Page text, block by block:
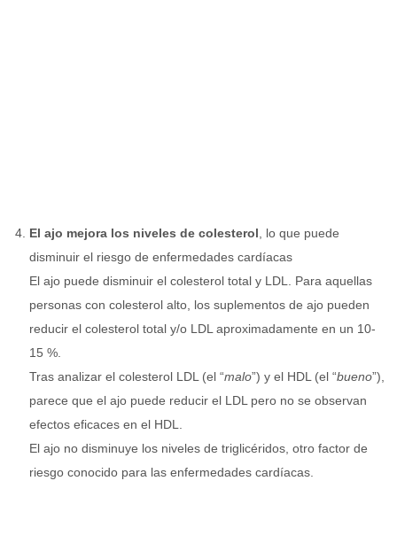
El ajo mejora los niveles de colesterol , lo que puede
disminuir el riesgo de enfermedades cardíacas
El ajo puede disminuir el colesterol total y LDL. Para aquellas
personas con colesterol alto, los suplementos de ajo pueden
reducir el colesterol total y/o LDL aproximadamente en un 10-
15 %.
Tras analizar el colesterol LDL (el “malo”) y el HDL (el “bueno”),
parece que el ajo puede reducir el LDL pero no se observan
efectos eficaces en el HDL.
El ajo no disminuye los niveles de triglicéridos, otro factor de
riesgo conocido para las enfermedades cardíacas.